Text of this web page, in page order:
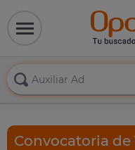
Convocatoria de